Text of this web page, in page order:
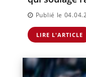
Publié le
LIRE L'ARTICLE